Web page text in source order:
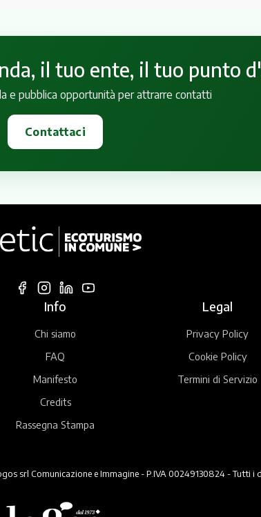
il tuo ente, il tuo punto
e pubblica opportunità per attrarre contatti
Contattaci
Info
Chi siamo
FAQ
Manifesto
Credits
Rassegna Stampa
Legal
Privacy Policy
Cookie Policy
Termini di Servizio
srl Comunicazione e Immagine - P.IVA 00249130824 - Tutti i